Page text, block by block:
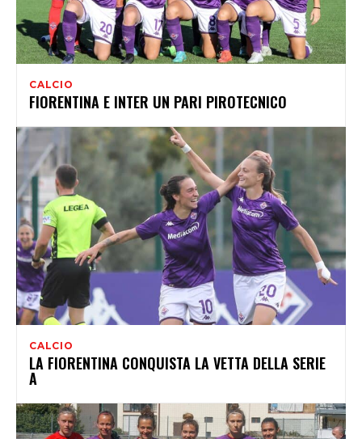
CALCIO
FIORENTINA E INTER UN PARI PIROTECNICO
CALCIO
LA FIORENTINA CONQUISTA LA VETTA DELLA SERIE
A